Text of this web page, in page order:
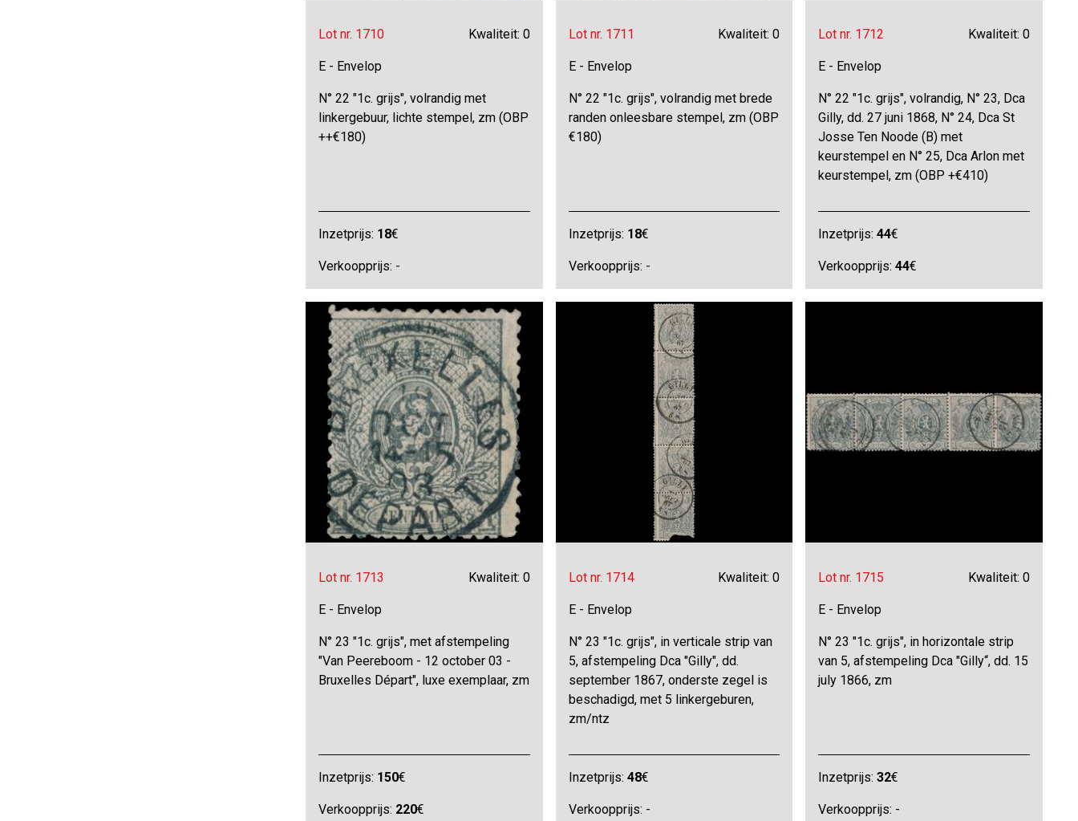
Lot nr. 1710 Kwaliteit: 0
E - Envelop
N° 22 "1c. grijs", volrandig met
linkergebuur, lichte stempel, zm (OBP
++€180)
Inzetprijs: 18€
Verkoopprijs: -
Lot nr. 1711 Kwaliteit: 0
E - Envelop
N° 22 "1c. grijs", volrandig met brede
randen onleesbare stempel, zm (OBP
€180)
Inzetprijs: 18€
Verkoopprijs: -
Lot nr. 1712 Kwaliteit: 0
E - Envelop
N° 22 "1c. grijs", volrandig, N° 23, Dca
Gilly, dd. 27 juni 1868, N° 24, Dca St
Josse Ten Noode (B) met
keurstempel en N° 25, Dca Arlon met
keurstempel, zm (OBP +€410)
Inzetprijs:44€
Verkoopprijs:44€
Lot nr. 1713 Kwaliteit: 0
E - Envelop
N° 23 "1c. grijs", met afstempeling
"Van Peereboom - 12 october 03 -
Bruxelles Départ", luxe exemplaar, zm
Inzetprijs: 150€
Verkoopprijs: 220€
Lot nr. 1714 Kwaliteit: 0
E - Envelop
N° 23 "1c. grijs", in verticale strip van
5, afstempeling Dca "Gilly", dd.
september 1867, onderste zegel is
beschadigd, met 5 linkergeburen,
zm/ntz
Inzetprijs: 48€
Verkoopprijs: -
Lot nr. 1715 Kwaliteit: 0
E - Envelop
N° 23 "1c. grijs", in horizontale strip
van 5, afstempeling Dca "Gilly“, dd. 15
july 1866, zm
Inzetprijs:32€
Verkoopprijs: -